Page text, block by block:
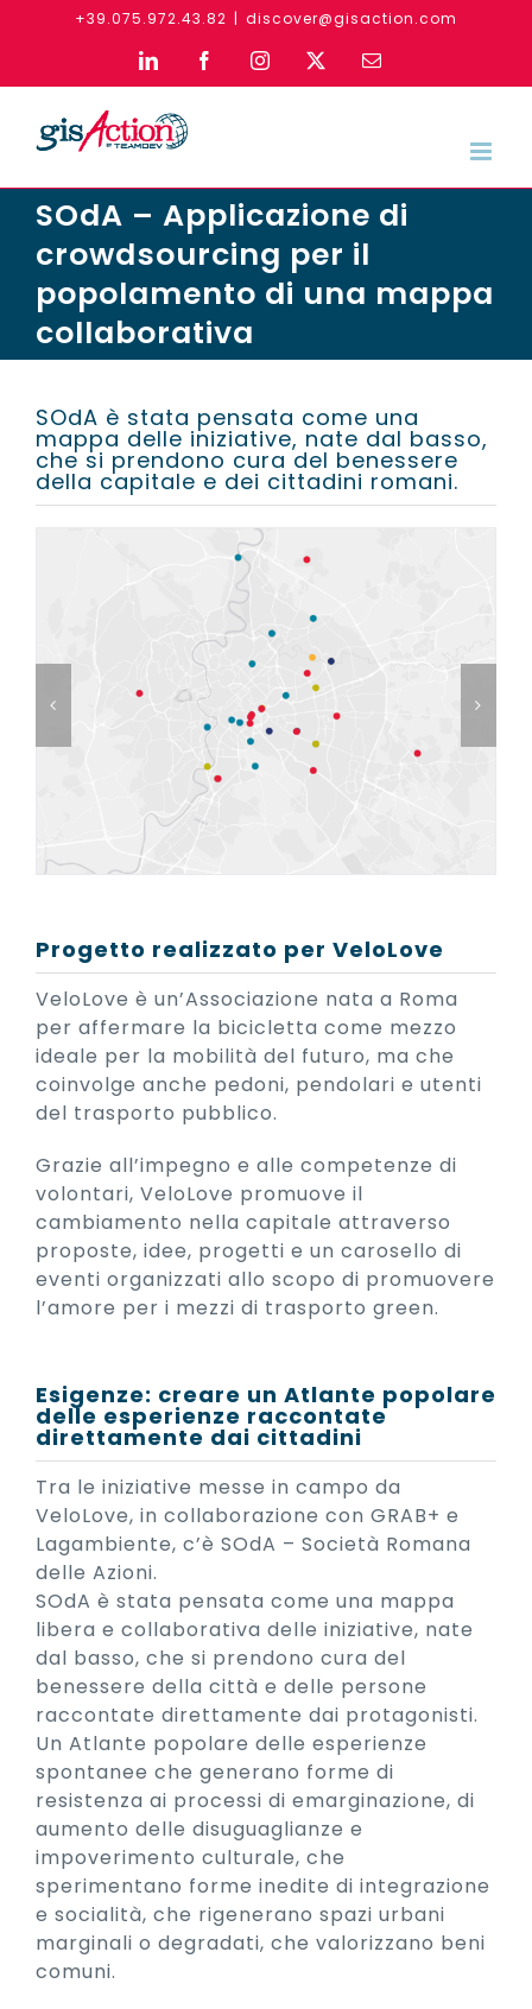
+39.075.972.43.82 | discover@gisaction.com
LinkedInFacebookInstagram Email
SOdA – Applicazione di
crowdsourcing per il
popolamento di una mappa
collaborativa
SOdA è stata pensata come una
mappa delle iniziative, nate dal basso,
che si prendono cura del benessere
della capitale e dei cittadini romani.
Progetto realizzato per VeloLove
VeloLove è un’Associazione nata a Roma
per affermare la bicicletta come mezzo
ideale per la mobilità del futuro, ma che
coinvolge anche pedoni, pendolari e utenti
del trasporto pubblico.
Grazie all’impegno e alle competenze di
volontari, VeloLove promuove il
cambiamento nella capitale attraverso
proposte, idee, progetti e un carosello di
eventi organizzati allo scopo di promuovere
l’amore per i mezzi di trasporto green.
Esigenze: creare un Atlante popolare
delle esperienze raccontate
direttamente dai cittadini
Tra le iniziative messe in campo da
VeloLove, in collaborazione con GRAB+ e
Lagambiente, c’è SOdA – Società Romana
delle Azioni.
SOdA è stata pensata come una mappa
libera e collaborativa delle iniziative, nate
dal basso, che si prendono cura del
benessere della città e delle persone
raccontate direttamente dai protagonisti.
Un Atlante popolare delle esperienze
spontanee che generano forme di
resistenza ai processi di emarginazione, di
aumento delle disuguaglianze e
impoverimento culturale, che
sperimentano forme inedite di integrazione
e socialità, che rigenerano spazi urbani
marginali o degradati, che valorizzano beni
comuni.